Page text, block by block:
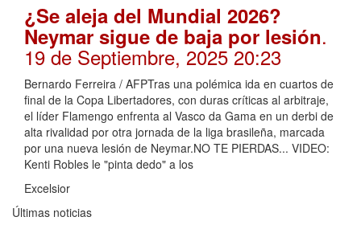
¿Se aleja del Mundial 2026?
Neymar sigue de baja por lesión.
19 de Septiembre, 2025 20:23
Bernardo Ferreira / AFPTras una polémica ida en cuartos de
final de la Copa Libertadores, con duras críticas al arbitraje,
el líder Flamengo enfrenta al Vasco da Gama en un derbi de
alta rivalidad por otra jornada de la liga brasileña, marcada
por una nueva lesión de Neymar.NO TE PIERDAS... VIDEO:
Kenti Robles le "pinta dedo" a los
Excelsior
Últimas noticias